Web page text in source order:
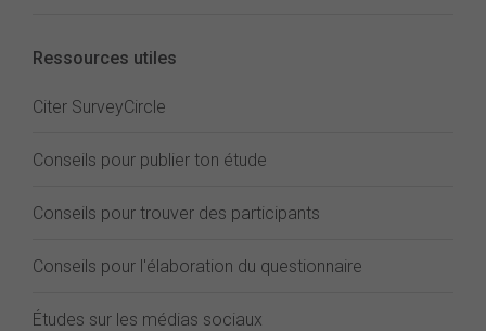
Ressources utiles
Citer SurveyCircle
Conseils pour publier ton étude
Conseils pour trouver des participants
Conseils pour l'élaboration du questionnaire
Études sur les médias sociaux